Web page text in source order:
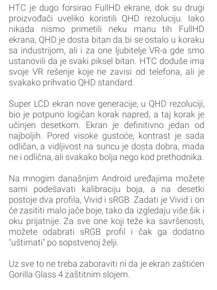
HTC je dugo forsirao FullHD ekrane, dok su drugi
proizvođači uveliko koristili QHD rezoluciju. Iako
nikada nismo primetili neku manu tih FullHD
ekrana, QHD je dosta bitan da bi se ostalo u koraku
sa industrijom, ali i za one ljubitelje VR-a gde smo
ustanovili da je svaki piksel bitan. HTC doduše ima
svoje VR rešenje koje ne zavisi od telefona, ali je
svakako prihvatio QHD standard.
Super LCD ekran nove generacije, u QHD rezoluciji,
bio je potpuno logičan korak napred, a taj korak je
učinjen desetkom. Ekran je definitivno jedan od
najboljih. Pored visoke gustoće, kontrast je sada
odličan, a vidljivost na suncu je dosta dobra, mada
ne i odlična, ali svakako bolja nego kod prethodnika.
Na mnogim današnjim Android uređajima možete
sami podešavati kalibraciju boja, a na desetki
postoje dva profila, Vivid i sRGB. Zadati je Vivid i on
će zasititi malo jače boje, tako da izgledaju više šik i
oku prijatnije. Za sve one koji teže ka savršenosti,
možete odabrati sRGB profil i čak ga dodatno
"uštimati" po sopstvenoj želji.
Uz sve to ne treba zaboraviti ni da je ekran zaštićen
Gorilla Glass 4 zaštitnim slojem.